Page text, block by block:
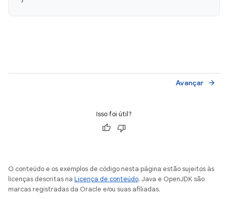
Avançar arrow_forward
Isso foi útil?
O conteúdo e os exemplos de código nesta página estão sujeitos às
licenças descritas na Licença de conteúdo. Java e OpenJDK são
marcas registradas da Oracle e/ou suas afiliadas.